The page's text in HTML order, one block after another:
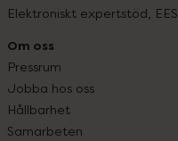
Elektroniskt expertstöd, EES
Om oss
Pressrum
Jobba hos oss
Hållbarhet
Samarbeten